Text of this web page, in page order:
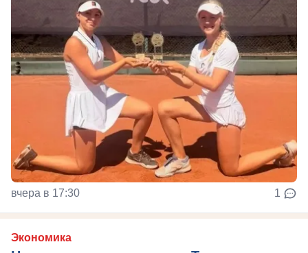
вчера в 17:30 1
Экономика